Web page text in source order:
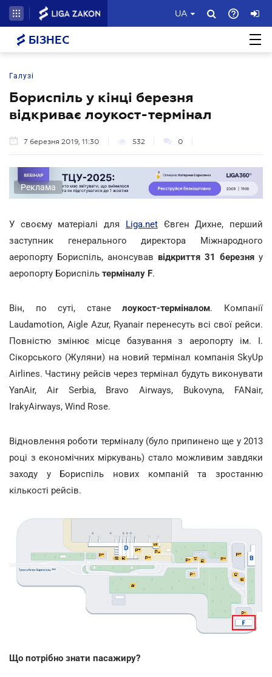
UA
БІЗНЕС
Галузі
Бориспіль у кінці березня
відкриває лоукост-термінал
7 березня 2019, 11:30 532 0
Реклама
У своєму матеріалі для Liga.netЄвген Дихне, перший
заступник генерального директора Міжнародного
аеропорту Бориспіль, анонсував відкриття 31 березня у
аеропорту Бориспіль терміналу F.
Він, по суті, станелоукост-терміналом. Компанії
Laudamotion, Aigle Azur, Ryanair перенесуть всі свої рейси.
Повністю змінює місце базування з аеропорту ім. І.
Сікорського (Жуляни) на новий термінал компанія SkyUp
Airlines. Частину рейсів через термінал будуть виконувати
YanAir, Air Serbia, Bravo Airways, Bukovyna, FANair,
IrakyAirways, Wind Rose.
Відновлення роботи терміналу (було припинено ще у 2013
році з економічних міркувань) стало можливим завдяки
заходу у Бориспіль нових компаній та зростанню
кількості рейсів.
Що потрібно знати пасажиру?